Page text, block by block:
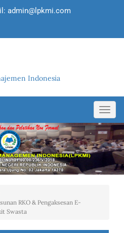
admin@lpkmi.com
Indonesia
RKO & Pengaksesan E-
Swasta